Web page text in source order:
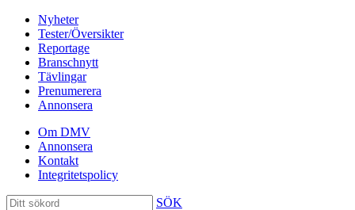
Nyheter
Tester/Översikter
Reportage
Branschnytt
Tävlingar
Prenumerera
Annonsera
Om DMV
Annonsera
Kontakt
Integritetspolicy
SÖK